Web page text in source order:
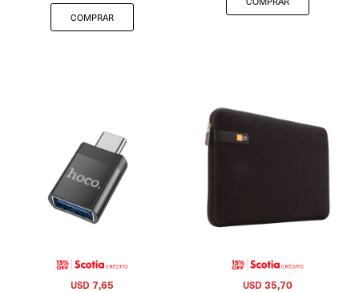
USD 7,65 USD 35,70